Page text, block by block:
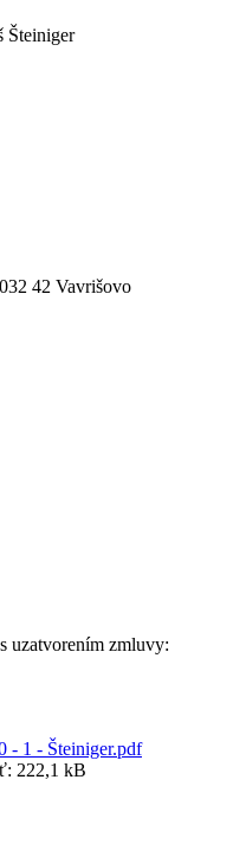
Šteiniger
42 Vavrišovo
uzatvorením zmluvy:
- 1 - Šteiniger.pdf
222,1 kB